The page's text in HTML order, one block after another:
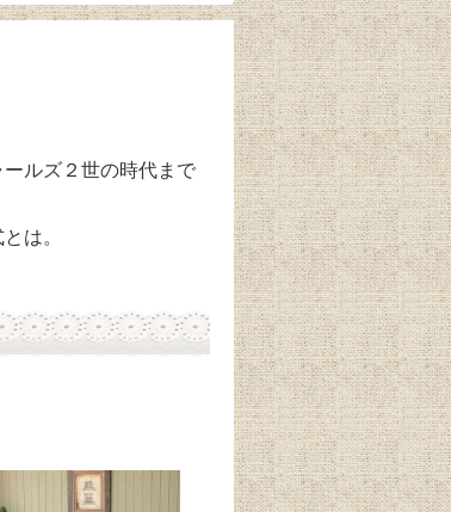
ルズ２世の時代まで
は。